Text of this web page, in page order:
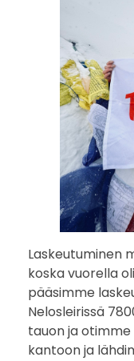
Laskeutuminen
koska vuorella
pääsimme
Nelosleirissä
tauon ja
kantoon ja